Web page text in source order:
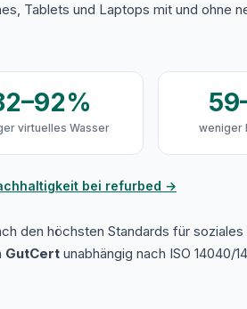
Tablets und Laptops mit und ohne
virtuelles Wasser weniger
bei refurbed →
den höchsten Standards für
GutCert unabhängig nach ISO 14040/